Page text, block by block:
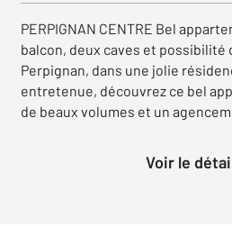
PERPIGNAN CENTRE Bel
balcon, deux caves et possibilité
Perpignan, dans une jolie
entretenue, découvrez ce bel
de beaux volumes et un
Voir le